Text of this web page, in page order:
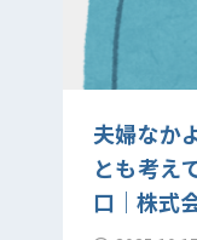
夫婦なか
とも考え
口｜株式